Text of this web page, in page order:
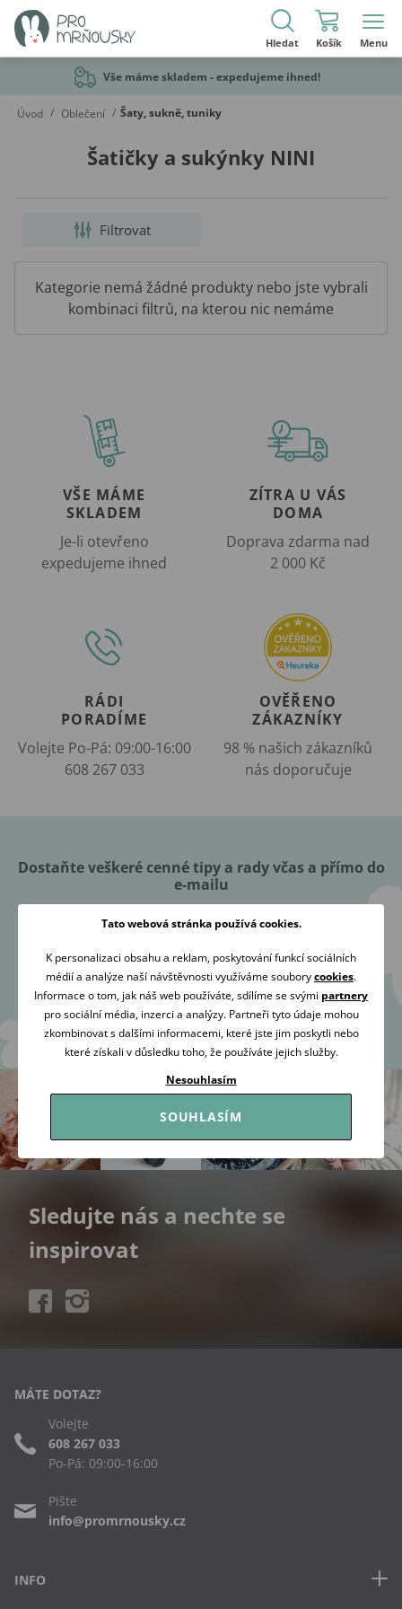
Hledat Košík Menu
Vše máme skladem - expedujeme ihned!
Úvod / Oblečení / Šaty, sukně, tuniky
Šatičky a sukýnky NINI
Filtrovat
Kategorie nemá žádné produkty nebo jste vybrali
kombinaci filtrů, na kterou nic nemáme
VŠE MÁME
SKLADEM
Je-li otevřeno
expedujeme ihned
ZÍTRA U VÁS
DOMA
Doprava zdarma nad
2 000 Kč
RÁDI
PORADÍME
Volejte Po-Pá: 09:00-16:00
608 267 033
OVĚŘENO
ZÁKAZNÍKY
98 % našich zákazníků
nás doporučuje
Dostaňte veškeré cenné tipy a rady včas a přímo do
e-mailu
Přihlásit se
Souhlasím sezpracováním osobních údajůza účelem zaslání
newsletteru.
Sledujte nás a nechte se
inspirovat
INFO
MÁTE DOTAZ?
Volejte
608 267 033
Po-Pá: 09:00-16:00
Pište
info@promrnousky.cz
Tato webová stránka používá cookies.
K personalizaci obsahu a reklam, poskytování funkcí sociálních
médií a analýze naší návštěvnosti využíváme souborycookies.
Informace o tom, jak náš web používáte, sdílíme se svými partnery
pro sociální média, inzerci a analýzy. Partneři tyto údaje mohou
zkombinovat s dalšími informacemi, které jste jim poskytli nebo
které získali v důsledku toho, že používáte jejich služby.
Nesouhlasím
SOUHLASÍM